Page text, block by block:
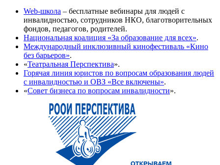
Web-школа – бесплатные вебинары для людей с
инвалидностью, сотрудников НКО, благотворительных
фондов, педагогов, родителей.
Национальная коалиция «За образование для всех».
Международный инклюзивный кинофестиваль «Кино
без барьеров».
«Театральная Перспектива».
Горячая линия юристов по вопросам образования людей
с инвалидностью и ОВЗ «Все включены».
«Совет бизнеса по вопросам инвалидности».